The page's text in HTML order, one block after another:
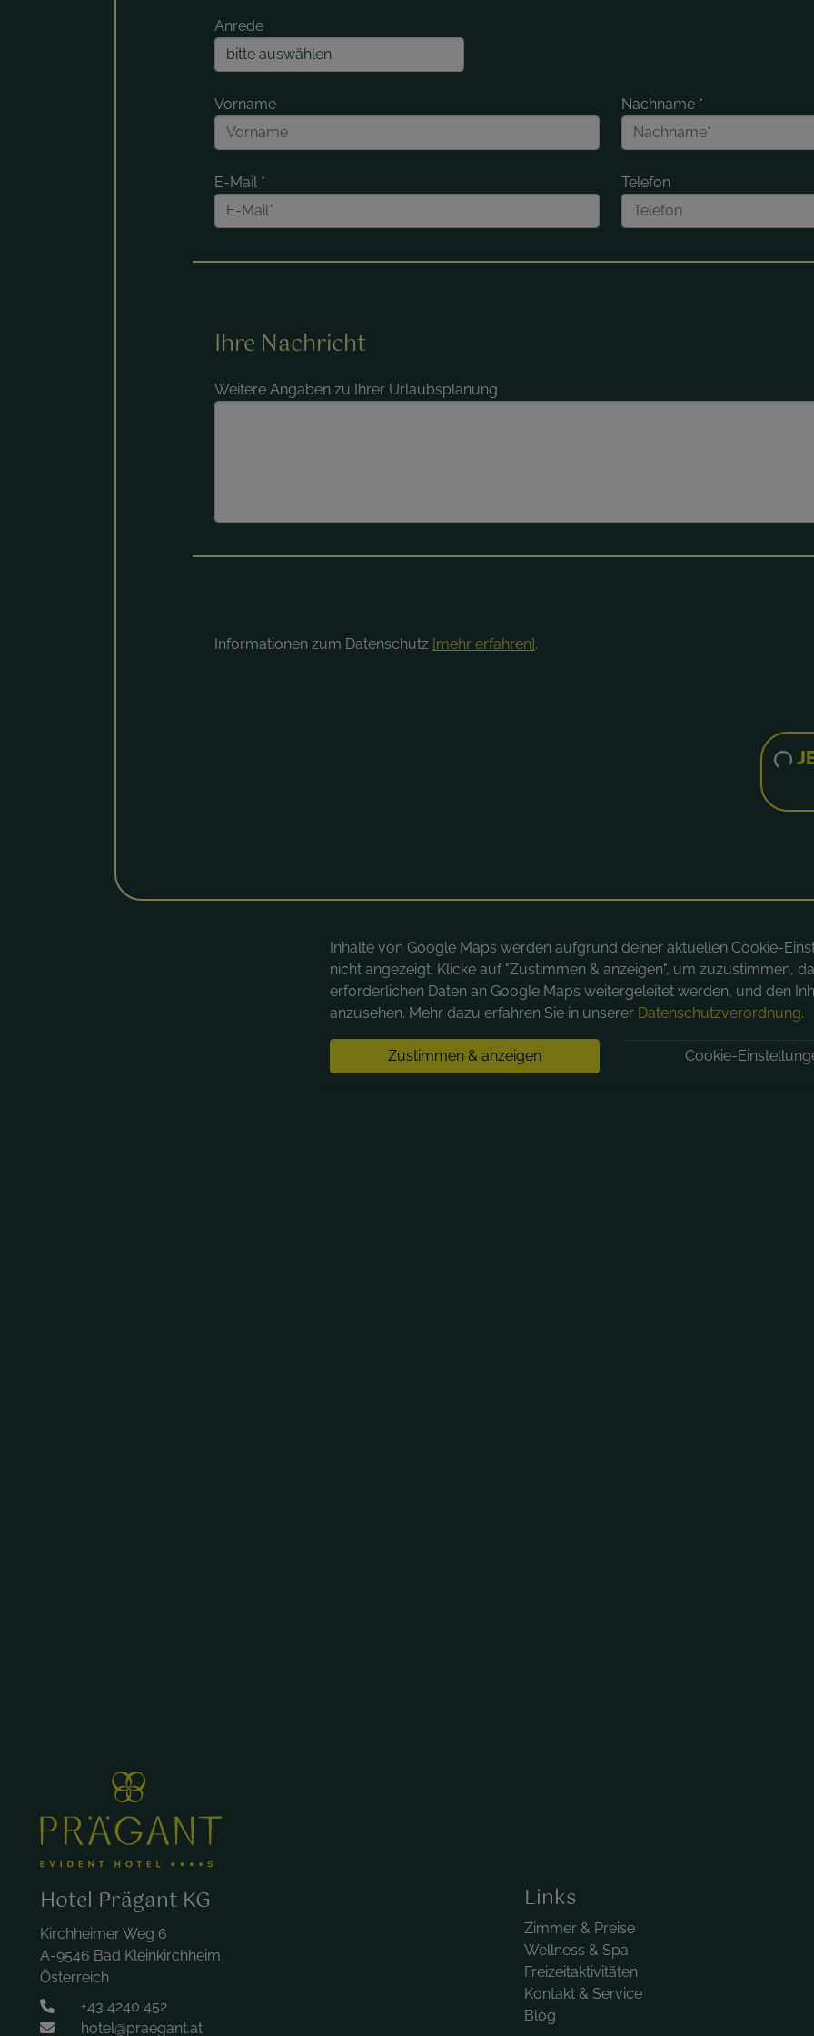
Anrede
Vorname Nachname *
E-Mail * Telefon
Ihre Nachricht
Weitere Angaben zu Ihrer Urlaubsplanung
Informationen zum Datenschutz [mehr erfahren].
JETZT UNVERBINDLICH
Inhalte von Google Maps werden aufgrund deiner aktuellen Cookie-
nicht angezeigt. Klicke auf "Zustimmen & anzeigen", um zuzustimmen,
erforderlichen Daten an Google Maps weitergeleitet werden, und den
anzusehen. Mehr dazu erfahren Sie in unserer Datenschutzverordnung.
Zustimmen & anzeigen Cookie-
Hotel Prägant KG
Kirchheimer Weg 6
A-9546 Bad Kleinkirchheim
Österreich
+43 4240 452
hotel@praegant.at
Links
Zimmer & Preise
Wellness & Spa
Freizeitaktivitäten
Kontakt & Service
Blog